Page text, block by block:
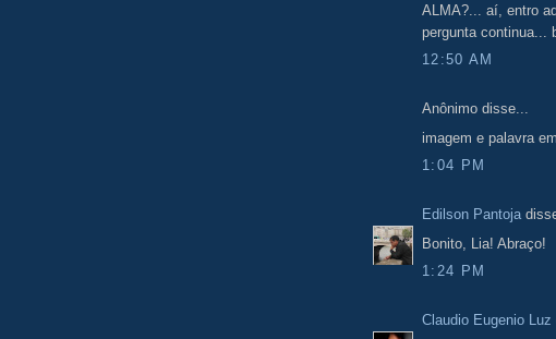
ALMA?... aí, entro
pergunta continua...
12:50 AM
Anônimo disse...
imagem e palavra
1:04 PM
Edilson Pantoja
Bonito, Lia! Abraço!
1:24 PM
Claudio Eugenio Luz